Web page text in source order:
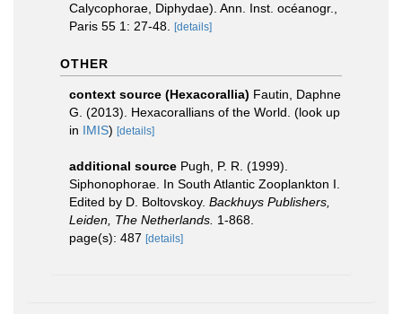
Calycophorae, Diphydae). Ann. Inst. océanogr.,
Paris 55 1: 27-48.
[details]
OTHER
context source (Hexacorallia) Fautin, Daphne
G. (2013). Hexacorallians of the World. (look up
in IMIS) [details]
additional source Pugh, P. R. (1999).
Siphonophorae. In South Atlantic Zooplankton I.
Edited by D. Boltovskoy. Backhuys Publishers,
Leiden, The Netherlands. 1-868.
page(s): 487 [details]